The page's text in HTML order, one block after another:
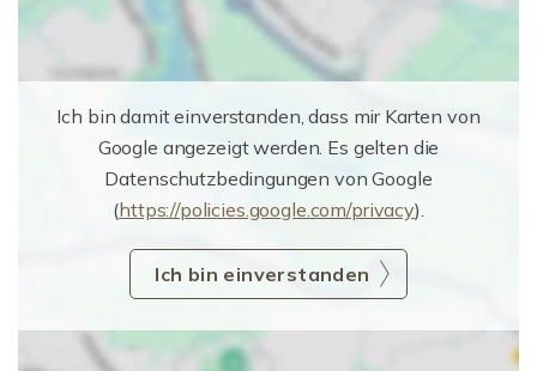
Ich bin damit einverstanden, dass mir Karten von
Google angezeigt werden. Es gelten die
Datenschutzbedingungen von Google
(https://policies.google.com/privacy).
Ich bin einverstanden